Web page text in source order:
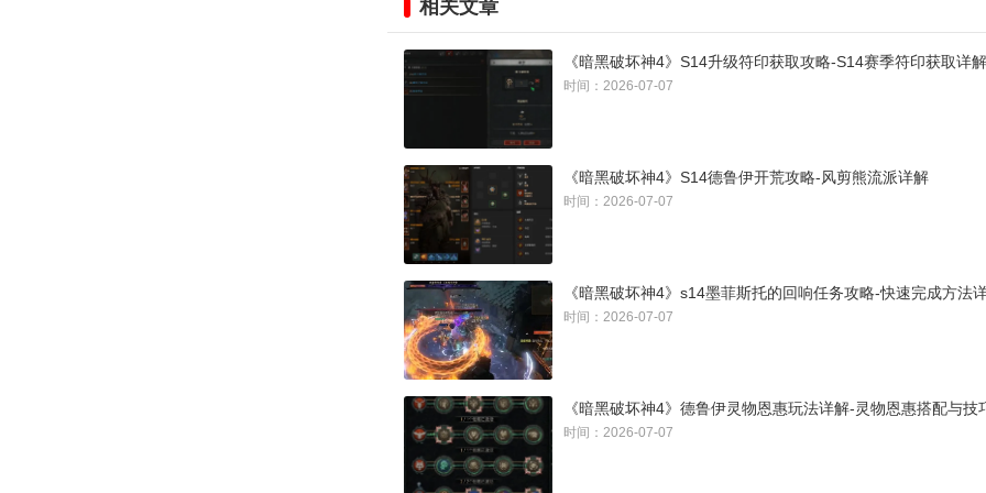
将制作好的符印放入赫拉迪姆魔盒，选择物品塑形→融合→重塑。
相关文章
《暗黑破坏神4》S14升级符印获取攻略-S14赛季符印获取详解
时间：2026-07-07
《暗黑破坏神4》S14德鲁伊开荒攻略-风剪熊流派详解
时间：2026-07-07
《暗黑破坏神4》s14墨菲斯托的回响任务攻略-快速完成方法
时间：2026-07-07
《暗黑破坏神4》德鲁伊灵物恩惠玩法详解-灵物恩惠搭配与技
时间：2026-07-07